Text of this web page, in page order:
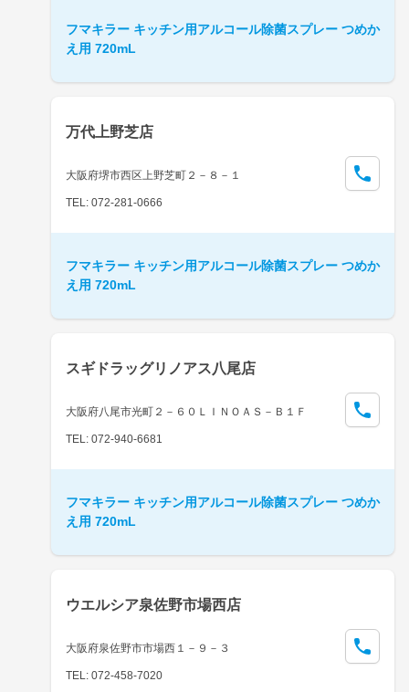
フマキラー キッチン用アルコール除菌スプレー つめか
え用 720mL
万代上野芝店
大阪府堺市西区上野芝町２－８－１
TEL: 072-281-0666
フマキラー キッチン用アルコール除菌スプレー つめか
え用 720mL
スギドラッグリノアス八尾店
大阪府八尾市光町２－６０ＬＩＮＯＡＳ－Ｂ１Ｆ
TEL: 072-940-6681
フマキラー キッチン用アルコール除菌スプレー つめか
え用 720mL
ウエルシア泉佐野市場西店
大阪府泉佐野市市場西１－９－３
TEL: 072-458-7020